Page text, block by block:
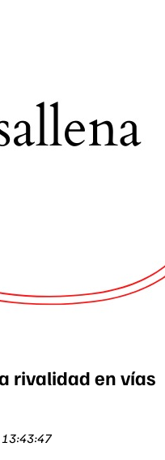
rivalidad en vías